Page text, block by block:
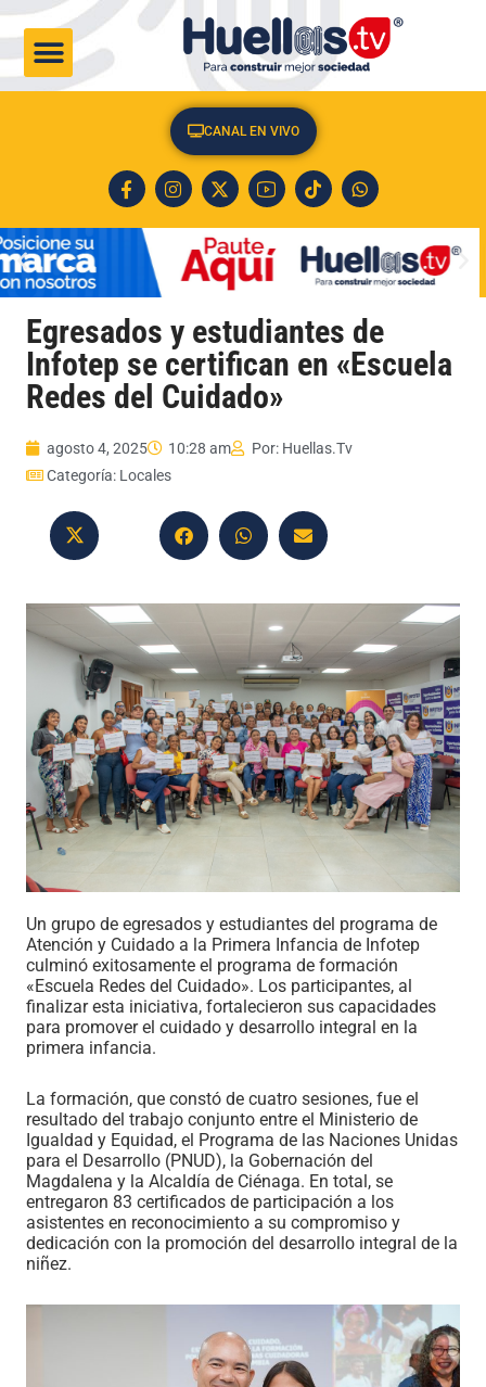
CANAL EN VIVO
Egresados y estudiantes de
Infotep se certifican en «Escuela
Redes del Cuidado»
agosto 4, 2025 10:28 am Por: Huellas.Tv
Categoría: Locales
Un grupo de egresados y estudiantes del programa de
Atención y Cuidado a la Primera Infancia de Infotep
culminó exitosamente el programa de formación
«Escuela Redes del Cuidado». Los participantes, al
finalizar esta iniciativa, fortalecieron sus capacidades
para promover el cuidado y desarrollo integral en la
primera infancia.
La formación, que constó de cuatro sesiones, fue el
resultado del trabajo conjunto entre el Ministerio de
Igualdad y Equidad, el Programa de las Naciones Unidas
para el Desarrollo (PNUD), la Gobernación del
Magdalena y la Alcaldía de Ciénaga. En total, se
entregaron 83 certificados de participación a los
asistentes en reconocimiento a su compromiso y
dedicación con la promoción del desarrollo integral de la
niñez.